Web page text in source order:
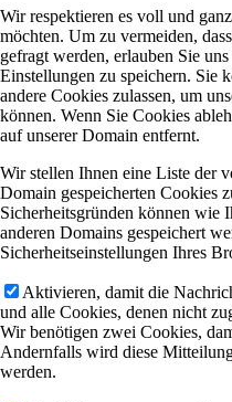
Wir respektieren es voll und
möchten. Um zu vermeiden,
gefragt werden, erlauben Sie
Einstellungen zu speichern. Sie
andere Cookies zulassen, um
können. Wenn Sie Cookies
auf unserer Domain entfernt.
Wir stellen Ihnen eine Liste der
Domain gespeicherten Cookies
Sicherheitsgründen können wie
anderen Domains gespeichert
Sicherheitseinstellungen Ihres
Aktivieren, damit die
und alle Cookies, denen nicht
Wir benötigen zwei Cookies,
Andernfalls wird diese
werden.